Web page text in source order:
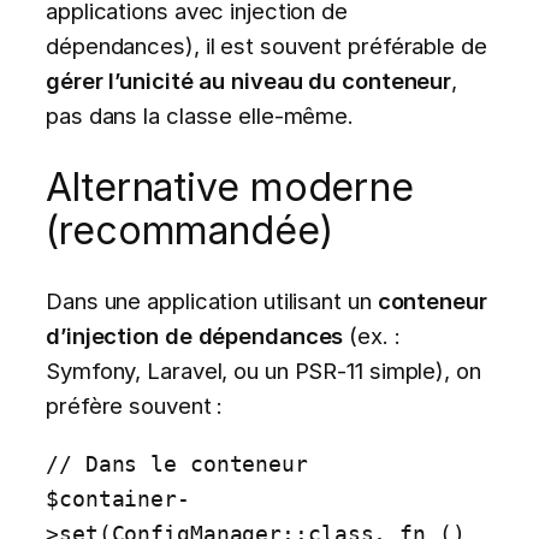
applications avec injection de
dépendances), il est souvent préférable de
gérer l’unicité au niveau du conteneur,
pas dans la classe elle-même.
Alternative moderne
(recommandée)
Dans une application utilisant un conteneur
d’injection de dépendances (ex. :
Symfony, Laravel, ou un PSR-11 simple), on
préfère souvent :
// Dans le conteneur
$container-
>set(ConfigManager::class, fn ()